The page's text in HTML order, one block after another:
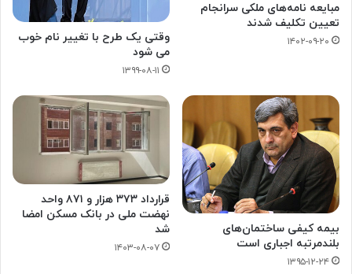
مبایعه نامه‌های ملکی سرانجام
تعیین تکلیف شدند
۱۴۰۲-۰۹-۲۰
وقتی یک طرح با تغییر نام خوب
می شود
۱۳۹۹-۰۸-۱۱
بیمه کیفی ساختمان‌های
بلندمرتبه اجباری است
۱۳۹۵-۱۲-۲۴
قرارداد ۳۷۳ هزار و ۸۷۱ واحد
نهضت ملی در بانک مسکن امضا
شد
۱۴۰۳-۰۸-۰۷